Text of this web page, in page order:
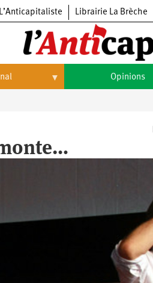
L’Anticapitaliste Librairie La Brèche
Opinions